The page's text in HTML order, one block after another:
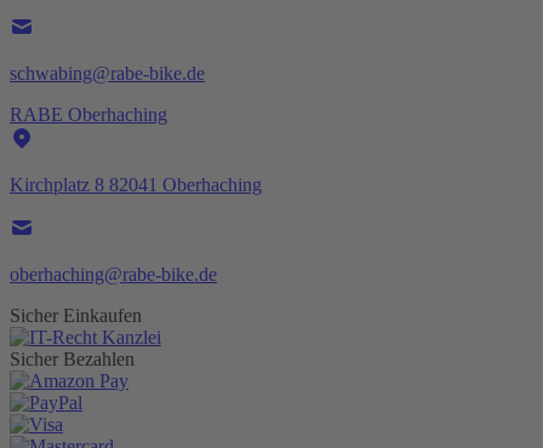
schwabing@rabe-bike.de
RABE Oberhaching
Kirchplatz 8 82041 Oberhaching
oberhaching@rabe-bike.de
Sicher Einkaufen
Sicher Bezahlen